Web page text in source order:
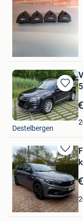
Mijn
Bewaren
in
Mijn
TiesInDeSacoche
Destelbergen
Bewaren
in
Mijn
***Jens
Destelbergen